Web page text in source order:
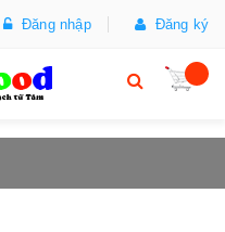
Đăng nhập Đăng ký